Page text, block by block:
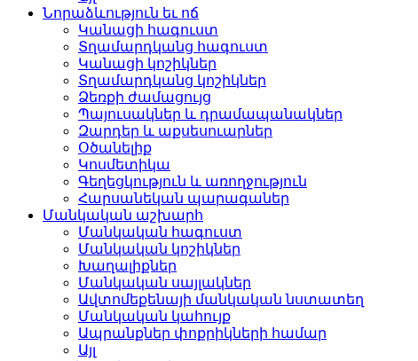
Նորաձևություն եւ ոճ
Կանացի հագուստ
Տղամարդկանց հագուստ
Կանացի կոշիկներ
Տղամարդկանց կոշիկներ
Ձեռքի ժամացույց
Պայուսակներ և դրամապանակներ
Զարդեր և աքսեսուարներ
Օծանելիք
Կոսմետիկա
Գեղեցկություն և առողջություն
Հարսանեկան պարագաներ
Մանկական աշխարհ
Մանկական հագուստ
Մանկական կոշիկներ
Խաղալիքներ
Մանկական սայլակներ
Ավտոմեքենայի մանկական նստատեղ
Մանկական կահույք
Ապրանքներ փոքրիկների համար
Այլ